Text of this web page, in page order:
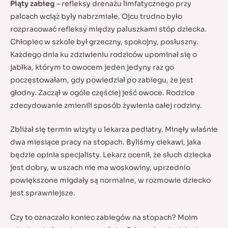
Piąty zabieg – refleksy drenażu limfatycznego przy
palcach wciąż były nabrzmiałe. Ojcu trudno było
rozpracować refleksy między paluszkami stóp dziecka.
Chłopiec w szkole był grzeczny, spokojny, posłuszny.
Każdego dnia ku zdziwieniu rodziców upominał się o
jabłka, którym to owocem jeden jedyny raz go
poczęstowałam, gdy powiedział po zabiegu, że jest
głodny. Zaczął w ogóle częściej jeść owoce. Rodzice
zdecydowanie zmienili sposób żywienia całej rodziny.
Zbliżał się termin wizyty u lekarza pediatry. Minęły właśnie
dwa miesiące pracy na stopach. Byliśmy ciekawi, jaka
będzie opinia specjalisty. Lekarz ocenił, że słuch dziecka
jest dobry, w uszach nie ma woskowiny, uprzednio
powiększone migdały są normalne, w rozmowie dziecko
jest sprawniejsze.
Czy to oznaczało koniec zabiegów na stopach? Moim